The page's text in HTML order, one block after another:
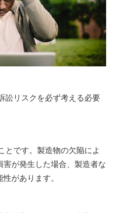
訟リスクを必ず考える必要
とです。製造物の欠陥によ
が発生した場合、製造者な
があります。